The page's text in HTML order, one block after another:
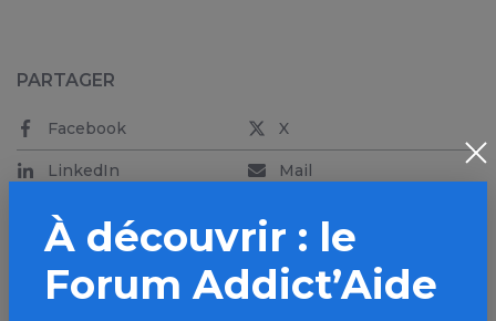
PARTAGER
Facebook X
LinkedIn Mail
SMS
À découvrir : le
Forum Addict’Aide